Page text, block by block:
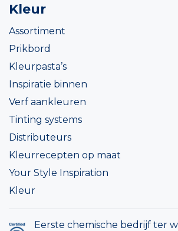
Kleur
Assortiment
Prikbord
Kleurpasta’s
Inspiratie binnen
Verf aankleuren
Tinting systems
Distributeurs
Kleurrecepten op maat
Your Style Inspiration
Kleur
Eerste chemische bedrijf ter